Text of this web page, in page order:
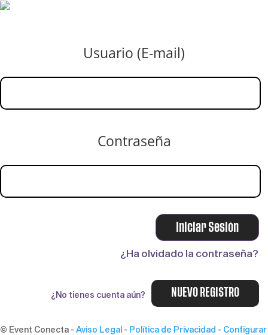
Usuario (E-mail)
Contraseña
¿Ha olvidado la contraseña?
NUEVO REGISTRO
¿No tienes cuenta aún?
© Event Conecta - Aviso Legal - Política de Privacidad - Configurar